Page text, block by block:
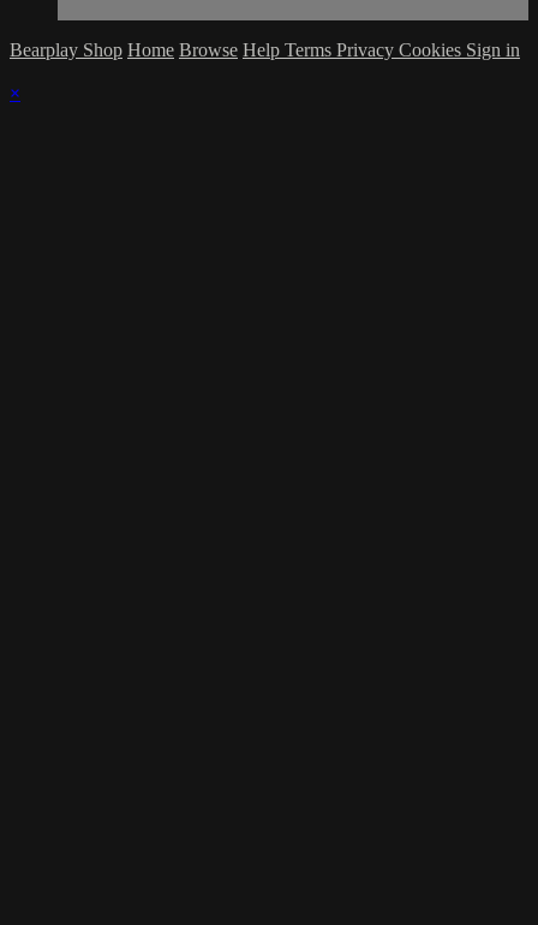
Bearplay Shop Home Browse Help Terms Privacy Cookies Sign in
×